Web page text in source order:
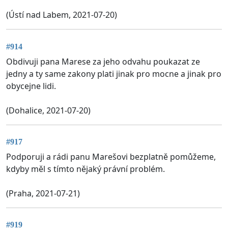
(Ústí nad Labem, 2021-07-20)
#914
Obdivuji pana Marese za jeho odvahu poukazat ze
jedny a ty same zakony plati jinak pro mocne a jinak pro
obycejne lidi.
(Dohalice, 2021-07-20)
#917
Podporuji a rádi panu Marešovi bezplatně pomůžeme,
kdyby měl s tímto nějaký právní problém.
(Praha, 2021-07-21)
#919